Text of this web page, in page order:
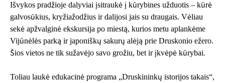
Išvykos pradžioje dalyviai įsitraukė į kūrybines užduotis – kūrė
galvosūkius, kryžiažodžius ir dalijosi jais su draugais. Vėliau
sekė apžvalginė ekskursija po miestą, kurios metu aplankėme
Vijūnėlės parką ir japoniškų sakurų alėją prie Druskonio ežero.
Šios vietos ne tik sužavėjo savo grožiu, bet ir įkvėpė kūrybai.
Toliau laukė edukacinė programa „Druskininkų istorijos takais“,